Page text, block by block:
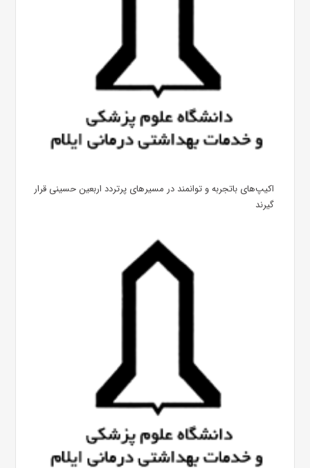
اکیپ‌های باتجربه و توانمند در مسیرهای پرتردد اربعین حسینی قرار
گیرند